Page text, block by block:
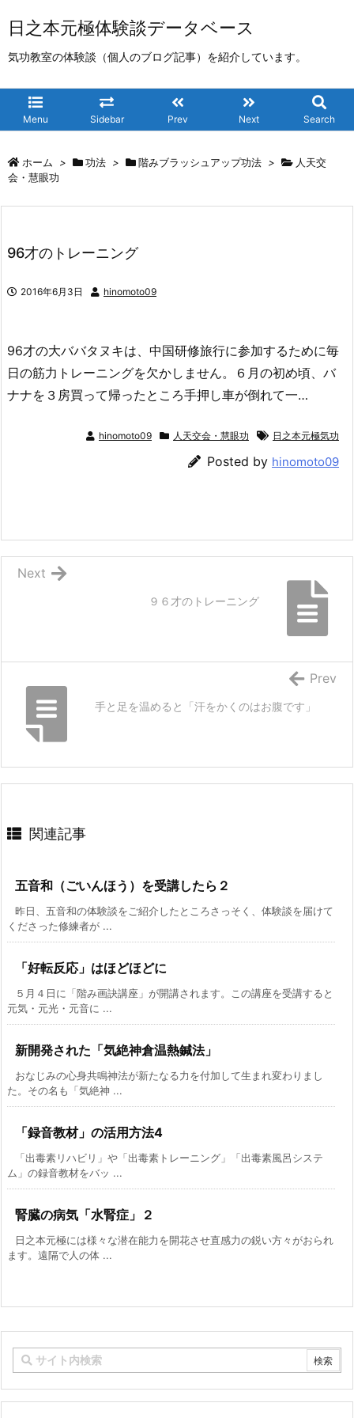
日之本元極体験談データベース
気功教室の体験談（個人のブログ記事）を紹介しています。
Menu Sidebar Prev Next Search
ホーム > 功法 > 階みブラッシュアップ功法 >
人天交
会・慧眼功
96才のトレーニング
2016年6月3日 hinomoto09
96才の大ババタヌキは、中国研修旅行に参加するために毎
日の筋力トレーニングを欠かしません。６月の初め頃、バ
ナナを３房買って帰ったところ手押し車が倒れて一…
hinomoto09 人天交会・慧眼功 日之本元極気功
Posted by hinomoto09
９６才のトレーニング
Next
手と足を温めると「汗をかくのはお腹です」
Prev
関連記事
五音和（ごいんほう）を受講したら２
昨日、五音和の体験談をご紹介したところさっそく、体験談を届けて
くださった修練者が ...
「好転反応」はほどほどに
５月４日に「階み画訣講座」が開講されます。この講座を受講すると
元気・元光・元音に ...
新開発された「気絶神倉温熱鍼法」
おなじみの心身共鳴神法が新たなる力を付加して生まれ変わりまし
た。その名も「気絶神 ...
「録音教材」の活用方法4
「出毒素リハビリ」や「出毒素トレーニング」「出毒素風呂システ
ム」の録音教材をバッ ...
腎臓の病気「水腎症」２
日之本元極には様々な潜在能力を開花させ直感力の鋭い方々がおられ
ます。遠隔で人の体 ...